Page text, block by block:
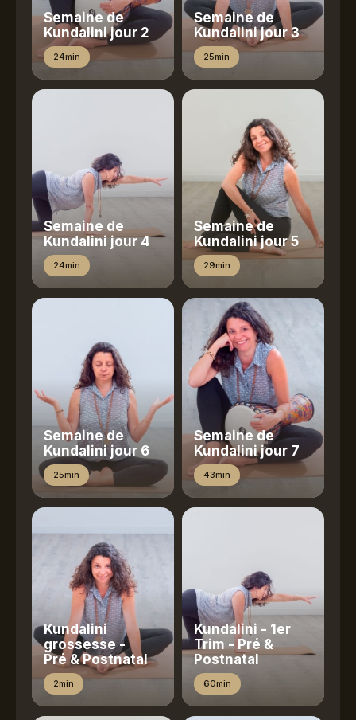
Semaine de
Kundalini jour 2
24min
Semaine de
Kundalini jour 3
25min
Semaine de
Kundalini jour 4
24min
Semaine de
Kundalini jour 5
29min
Semaine de
Kundalini jour 6
25min
Semaine de
Kundalini jour 7
43min
Kundalini
grossesse -
Pré & Postnatal
2min
Kundalini - 1er
Trim - Pré &
Postnatal
60min